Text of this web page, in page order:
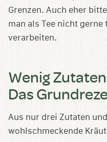
Grenzen. Auch eher
man als Tee nicht
verarbeiten.
Wenig
Das
Aus nur drei Zutaten
wohlschmeckende